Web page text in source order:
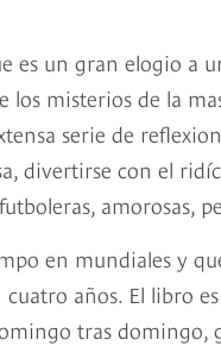
es un gran elogio a
misterios de la
serie de
divertirse con el
amorosas,
en mundiales y
años. El libro
tras domingo,